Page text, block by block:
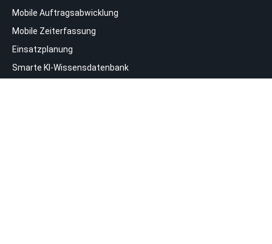
Mobile Auftragsabwicklung
Mobile Zeiterfassung
Einsatzplanung
Smarte KI-Wissensdatenbank